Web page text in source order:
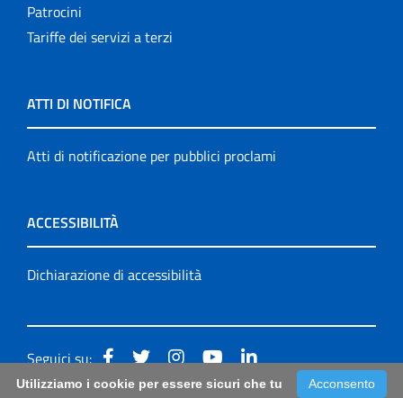
Patrocini
Tariffe dei servizi a terzi
ATTI DI NOTIFICA
Atti di notificazione per pubblici proclami
ACCESSIBILITÀ
Dichiarazione di accessibilità
Seguici su:
Acconsento
Utilizziamo i cookie per essere sicuri che tu